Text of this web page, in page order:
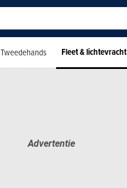
Tweedehands Fleet & lichtevracht